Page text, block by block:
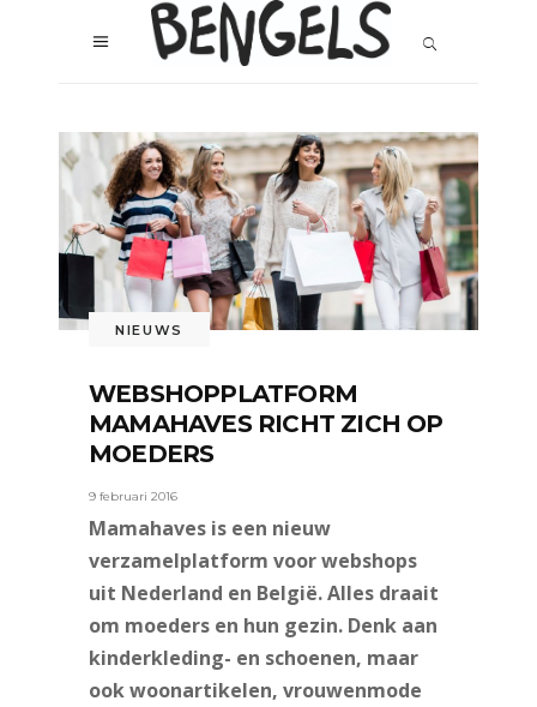
NIEUWS
WEBSHOPPLATFORM
MAMAHAVES RICHT ZICH OP
MOEDERS
9 februari 2016
Mamahaves is een nieuw
verzamelplatform voor webshops
uit Nederland en België. Alles draait
om moeders en hun gezin. Denk aan
kinderkleding- en schoenen, maar
ook woonartikelen, vrouwenmode